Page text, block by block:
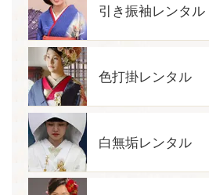
引き振袖レンタル
色打掛レンタル
白無垢レンタル